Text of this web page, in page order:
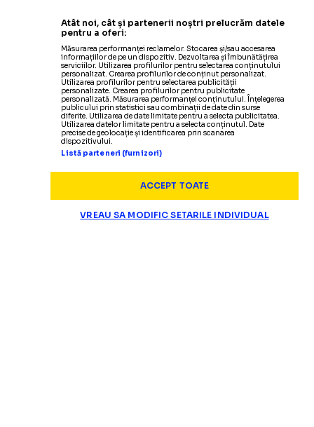
Atât noi, cât și partenerii noștri prelucrăm datele
pentru a oferi:
Măsurarea performanței reclamelor. Stocarea și/sau accesarea
informațiilor de pe un dispozitiv. Dezvoltarea și îmbunătățirea
serviciilor. Utilizarea profilurilor pentru selectarea conținutului
personalizat. Crearea profilurilor de conținut personalizat.
Utilizarea profilurilor pentru selectarea publicității
personalizate. Crearea profilurilor pentru publicitate
personalizată. Măsurarea performanței conținutului. Înțelegerea
publicului prin statistici sau combinații de date din surse
diferite. Utilizarea de date limitate pentru a selecta publicitatea.
Utilizarea datelor limitate pentru a selecta conținutul. Date
precise de geolocație și identificarea prin scanarea
dispozitivului.
Listă parteneri (furnizori)
ACCEPT TOATE
VREAU SA MODIFIC SETARILE INDIVIDUAL